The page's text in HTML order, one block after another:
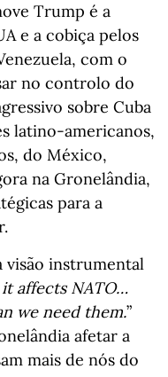
Trump é a
e a cobiça pelos
com o
no controlo do
sobre Cuba
latino-americanos,
do México,
na Gronelândia,
para a
visão instrumental
affects NATO…
we need them.”
afetar a
mais de nós do